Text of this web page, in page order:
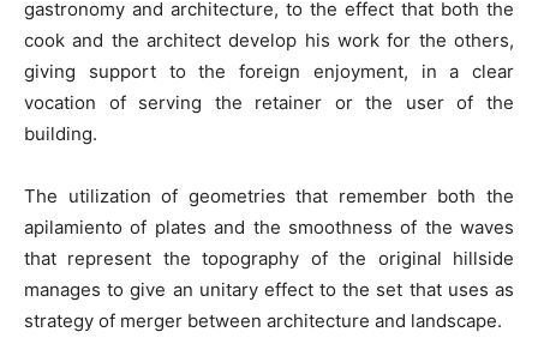
gastronomy and architecture, to the effect that both the
cook and the architect develop his work for the others,
giving support to the foreign enjoyment, in a clear
vocation of serving the retainer or the user of the
building.
The utilization of geometries that remember both the
apilamiento of plates and the smoothness of the waves
that represent the topography of the original hillside
manages to give an unitary effect to the set that uses as
strategy of merger between architecture and landscape.